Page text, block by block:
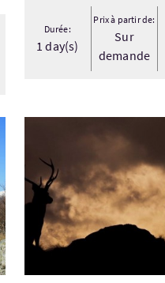
Durée:
1 day(s)
Prix à partir de:
Sur
demande
Visitez:The Essence